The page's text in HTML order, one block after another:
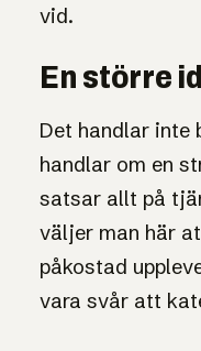
vid.
En större
Det handlar inte
handlar om en
satsar allt på
väljer man här
påkostad
vara svår att